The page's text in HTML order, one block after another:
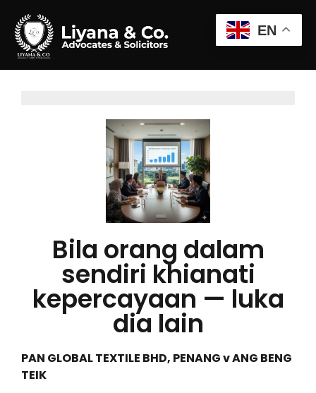
Bila orang dalam
sendiri khianati
kepercayaan — luka
dia lain
PAN GLOBAL TEXTILE BHD, PENANG v ANG BENG
TEIK
EN